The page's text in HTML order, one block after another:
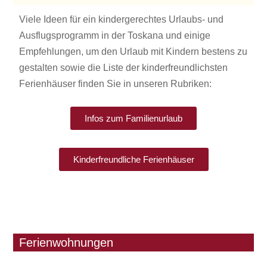
Viele Ideen für ein kindergerechtes Urlaubs- und
Ausflugsprogramm in der Toskana und einige
Empfehlungen, um den Urlaub mit Kindern bestens zu
gestalten sowie die Liste der kinderfreundlichsten
Ferienhäuser finden Sie in unseren Rubriken:
Infos zum Familienurlaub
Kinderfreundliche Ferienhäuser
Ferienwohnungen